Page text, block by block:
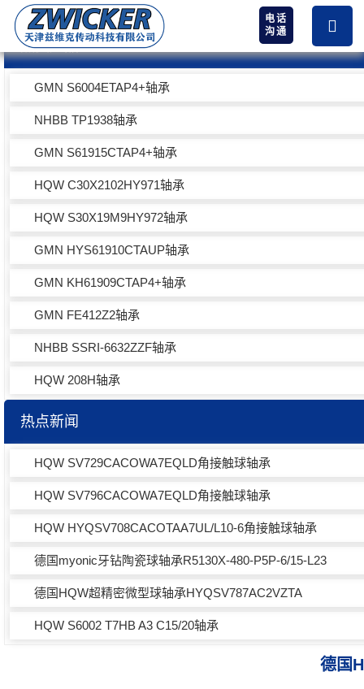
电话
沟通
热卖产品
GMN S6004ETAP4+轴承
NHBB TP1938轴承
GMN S61915CTAP4+轴承
HQW C30X2102HY971轴承
HQW S30X19M9HY972轴承
GMN HYS61910CTAUP轴承
GMN KH61909CTAP4+轴承
GMN FE412Z2轴承
NHBB SSRI-6632ZZF轴承
HQW 208H轴承
热点新闻
HQW SV729CACOWA7EQLD角接触球轴承
HQW SV796CACOWA7EQLD角接触球轴承
HQW HYQSV708CACOTAA7UL/L10-6角接触球轴承
德国myonic牙钻陶瓷球轴承R5130X-480-P5P-6/15-L23
德国HQW超精密微型球轴承HYQSV787AC2VZTA
HQW S6002 T7HB A3 C15/20轴承
德国